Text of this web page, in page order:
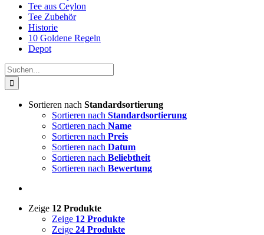
Tee aus Ceylon
Tee Zubehör
Historie
10 Goldene Regeln
Depot
Suche
nach:
Sortieren nach Standardsortierung
Sortieren nach Standardsortierung
Sortieren nach Name
Sortieren nach Preis
Sortieren nach Datum
Sortieren nach Beliebtheit
Sortieren nach Bewertung
Zeige 12 Produkte
Zeige 12 Produkte
Zeige 24 Produkte